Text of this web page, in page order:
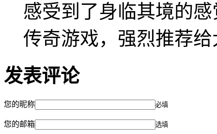
感受到了身临其境的
传奇游戏，强烈推荐
发表评论
您的昵称 必填
您的邮箱 选填